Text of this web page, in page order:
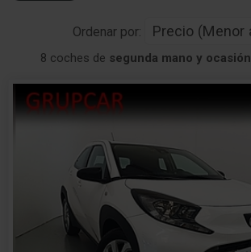
Ordenar por:
8 coches de segunda mano y ocasión